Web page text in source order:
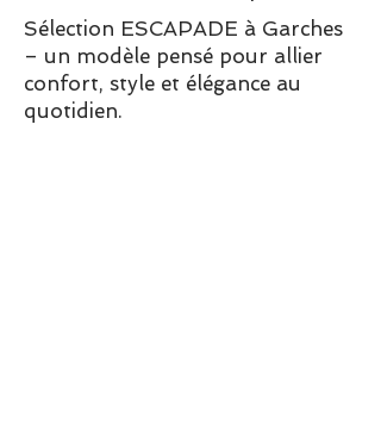
Sélection ESCAPADE à Garches
– un modèle pensé pour allier
confort, style et élégance au
quotidien.